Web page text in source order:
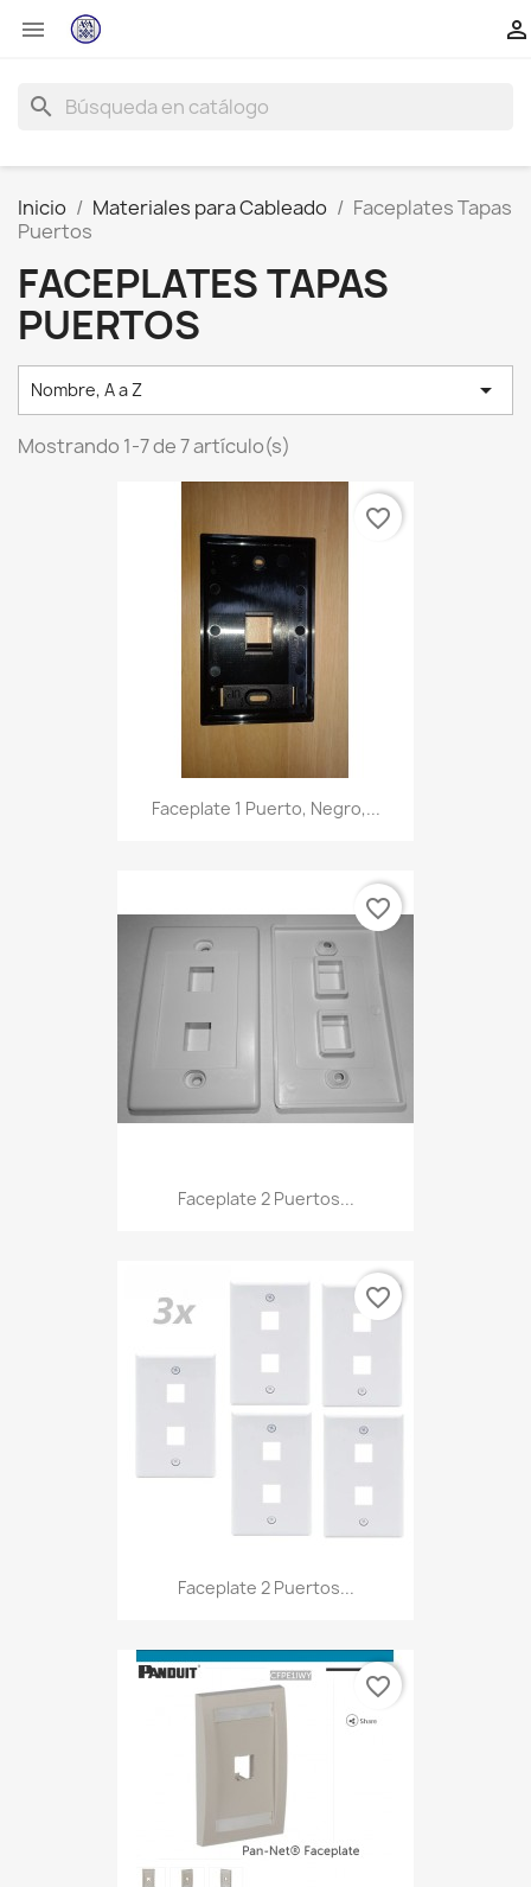
 
search
Inicio Materiales para Cableado
Faceplates Tapas
Puertos
FACEPLATES TAPAS
PUERTOS
Nombre, A a Z 
Mostrando 1-7 de 7 artículo(s)
Faceplate 1 Puerto, Negro,...
favorite_border
Faceplate 2 Puertos...
favorite_border
Faceplate 2 Puertos...
favorite_border
favorite_border